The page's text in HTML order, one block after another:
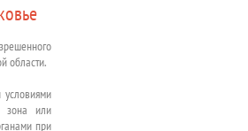
области.
зона или
при